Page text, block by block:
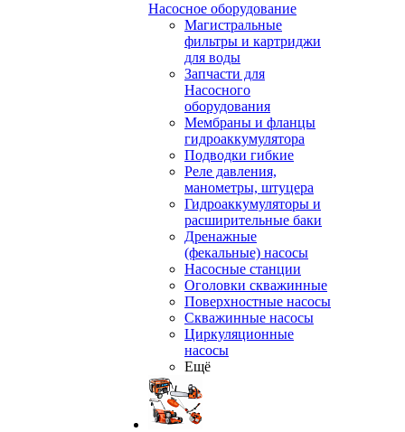
Насосное оборудование
Магистральные
фильтры и картриджи
для воды
Запчасти для
Насосного
оборудования
Мембраны и фланцы
гидроаккумулятора
Подводки гибкие
Реле давления,
манометры, штуцера
Гидроаккумуляторы и
расширительные баки
Дренажные
(фекальные) насосы
Насосные станции
Оголовки скважинные
Поверхностные насосы
Скважинные насосы
Циркуляционные
насосы
Ещё